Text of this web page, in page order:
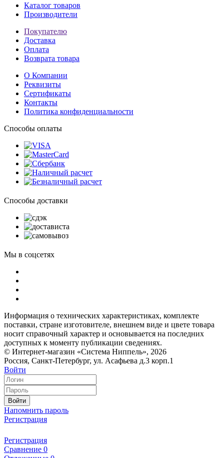
Каталог товаров
Производители
Покупателю
Доставка
Оплата
Возврата товара
О Компании
Реквизиты
Сертификаты
Контакты
Политика конфиденциальности
Способы оплаты
Способы доставки
Мы в соцсетях
Информация о технических характеристиках, комплекте
поставки, стране изготовителе, внешнем виде и цвете товара
носит справочный характер и основывается на последних
доступных к моменту публикации сведениях.
© Интернет-магазин «Система Ниппель», 2026
Россия, Санкт-Петербург, ул. Асафьева д.3 корп.1
Войти
Войти
Напомнить пароль
Регистрация
Регистрация
Сравнение 0